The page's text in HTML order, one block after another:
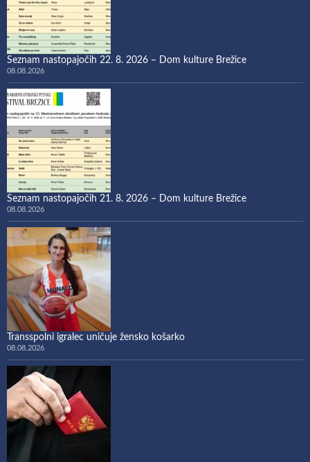
Seznam nastopajočih 22. 8. 2026 – Dom kulture Brežice
08.08.2026
Seznam nastopajočih 21. 8. 2026 – Dom kulture Brežice
08.08.2026
Transspolni igralec uničuje žensko košarko
08.08.2026